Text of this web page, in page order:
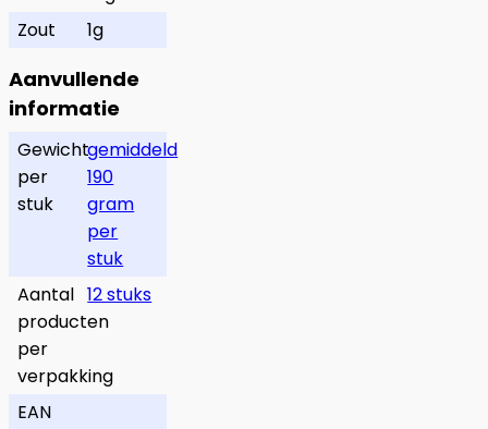
Zout
1g
Aanvullende
informatie
Gewicht
per
stuk
gemiddeld
190
gram
per
stuk
Aantal
producten
per
verpakking
12 stuks
EAN